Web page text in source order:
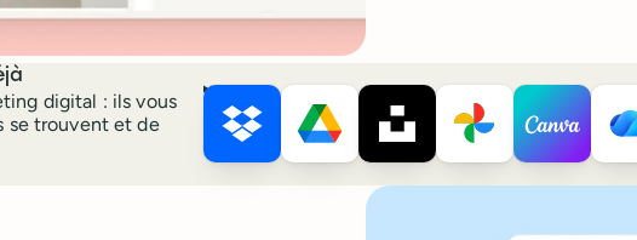
digital : ils vous
se trouvent et de
Dropbox Google DriveUnsplashGoogle Photos
Canva